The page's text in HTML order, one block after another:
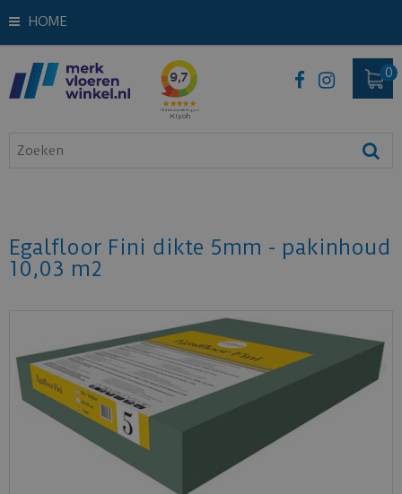
HOME
Egalfloor Fini dikte 5mm - pakinhoud
10,03 m2